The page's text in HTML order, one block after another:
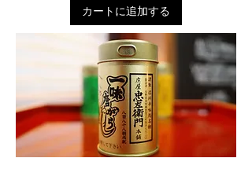
カートに追加する